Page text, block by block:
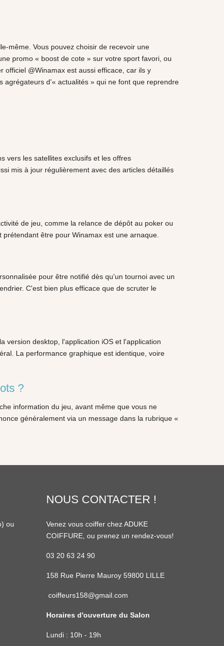
même. Vous pouvez choisir de recevoir une
promo « boost de cote » sur votre sport favori, ou
officiel @Winamax est aussi efficace, car ils y
agrégateurs d'« actualités » qui ne font que reprendre
vers les satellites exclusifs et les offres
mis à jour régulièrement avec des articles détaillés
de jeu, comme la relance de dépôt au poker ou
être pour Winamax est une arnaque.
pour être notifié dès qu'un tournoi avec un
C'est bien plus efficace que de scruter le
version desktop, l'application iOS et l'application
La performance graphique est identique, voire
?
information du jeu, avant même que vous ne
généralement via un message dans la rubrique «
) ou
NOUS CONTACTER !
Venez vous coiffer chez ADUKE
COIFFURE, ou prenez un rendez-vous!
03 20 63 24 90
158 Rue Pierre Mauroy 59800 LILLE
coiffeurs158@gmail.com
Horaires d'ouverture du Salon
Lundi : 10h - 19h